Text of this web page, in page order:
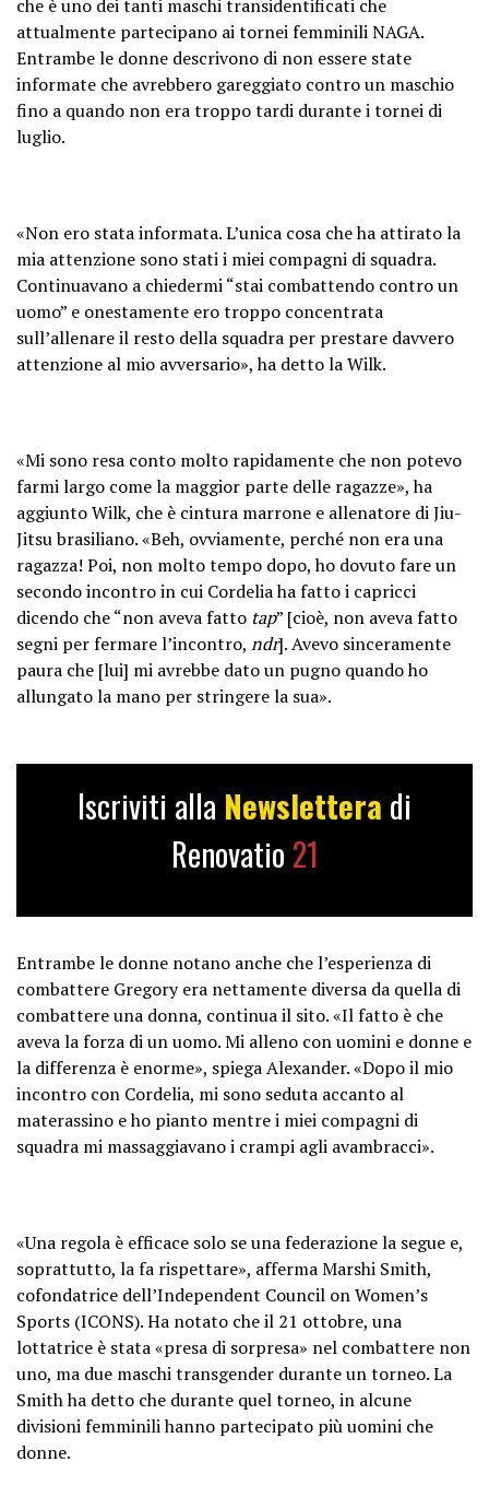
che è uno dei tanti maschi transidentificati che
attualmente partecipano ai tornei femminili NAGA.
Entrambe le donne descrivono di non essere state
informate che avrebbero gareggiato contro un maschio
fino a quando non era troppo tardi durante i tornei di
luglio.
«Non ero stata informata. L’unica cosa che ha attirato la
mia attenzione sono stati i miei compagni di squadra.
Continuavano a chiedermi “stai combattendo contro un
uomo” e onestamente ero troppo concentrata
sull’allenare il resto della squadra per prestare davvero
attenzione al mio avversario», ha detto la Wilk.
«Mi sono resa conto molto rapidamente che non potevo
farmi largo come la maggior parte delle ragazze», ha
aggiunto Wilk, che è cintura marrone e allenatore di Jiu-
Jitsu brasiliano. «Beh, ovviamente, perché non era una
ragazza! Poi, non molto tempo dopo, ho dovuto fare un
secondo incontro in cui Cordelia ha fatto i capricci
dicendo che “non aveva fatto tap” [cioè, non aveva fatto
segni per fermare l’incontro, ndr]. Avevo sinceramente
paura che [lui] mi avrebbe dato un pugno quando ho
allungato la mano per stringere la sua».
Iscriviti alla Newslettera di
Renovatio 21
Entrambe le donne notano anche che l’esperienza di
combattere Gregory era nettamente diversa da quella di
combattere una donna, continua il sito. «Il fatto è che
aveva la forza di un uomo. Mi alleno con uomini e donne e
la differenza è enorme», spiega Alexander. «Dopo il mio
incontro con Cordelia, mi sono seduta accanto al
materassino e ho pianto mentre i miei compagni di
squadra mi massaggiavano i crampi agli avambracci».
«Una regola è efficace solo se una federazione la segue e,
soprattutto, la fa rispettare», afferma Marshi Smith,
cofondatrice dell’Independent Council on Women’s
Sports (ICONS). Ha notato che il 21 ottobre, una
lottatrice è stata «presa di sorpresa» nel combattere non
uno, ma due maschi transgender durante un torneo. La
Smith ha detto che durante quel torneo, in alcune
divisioni femminili hanno partecipato più uomini che
donne.